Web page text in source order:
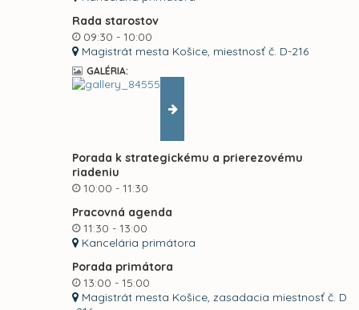
Rada starostov
09:30 - 10:00
Magistrát mesta Košice, miestnosť č. D-216
GALÉRIA:
Porada k strategickému a prierezovému
riadeniu
10:00 - 11:30
Pracovná agenda
11:30 - 13:00
Kancelária primátora
Porada primátora
13:00 - 15:00
Magistrát mesta Košice, zasadacia miestnosť č. D